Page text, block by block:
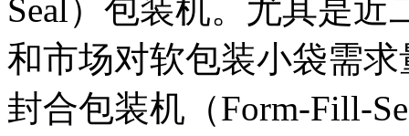
Seal）包装机。尤其是
和市场对软包装小袋需
封合包装机（Form-Fill-